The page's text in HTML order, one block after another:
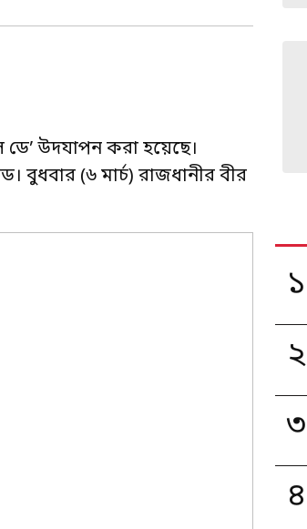
উদযাপন করা হয়েছে।
বুধবার (৬ মার্চ) রাজধানীর বীর
১
২
৩
৪